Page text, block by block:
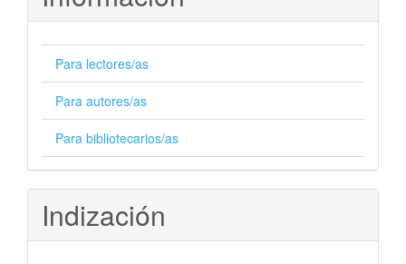
Para lectores/as
Para autores/as
Para bibliotecarios/as
Indización